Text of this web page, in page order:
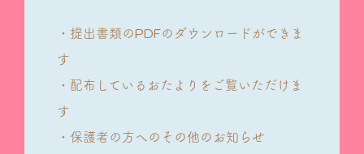
・提出書類のPDFのダウンロードができま
す
・配布しているおたよりをご覧いただけま
す
・保護者の方へのその他のお知らせ